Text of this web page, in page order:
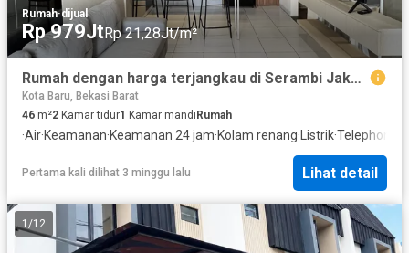
Rumah·dijual
Rp 979JtRp 21,28Jt/m²
Rumah dengan harga terjangkau di Serambi Jakarta Tipe Edelweis
Kota Baru, Bekasi Barat
46 m²2 Kamar tidur1 Kamar mandi Rumah
·Air·Keamanan·Keamanan 24 jam·Kolam renang·Listrik·Telephone
Pertama kali dilihat 3 minggu lalu Lihat detail
1 /12